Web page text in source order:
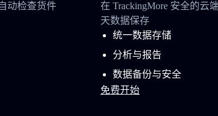
动检查货件
在 TrackingMore 安全的云
天数据保存
统一数据存储
分析与报告
数据备份与安全
免费开始